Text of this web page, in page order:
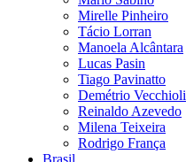
Mirelle Pinheiro
Tácio Lorran
Manoela Alcântara
Lucas Pasin
Tiago Pavinatto
Demétrio Vecchioli
Reinaldo Azevedo
Milena Teixeira
Rodrigo França
Brasil